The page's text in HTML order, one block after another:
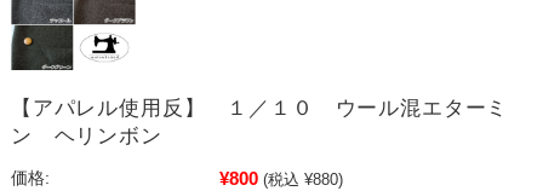
【アパレル使用反】 １／１０ ウール混エターミ
ン ヘリンボン
価格: ¥800 (税込 ¥880)